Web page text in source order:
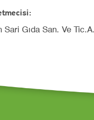
Sari Gıda San. Ve